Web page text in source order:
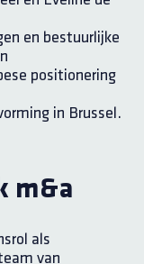
en bestuurlijke
positionering
in Brussel.
m&a
als
van